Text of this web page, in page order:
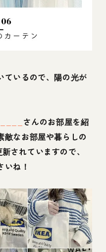
ているので、陽の光が
さんのお部屋を紹
敵なお部屋や暮らしの
されていますので、
ね！